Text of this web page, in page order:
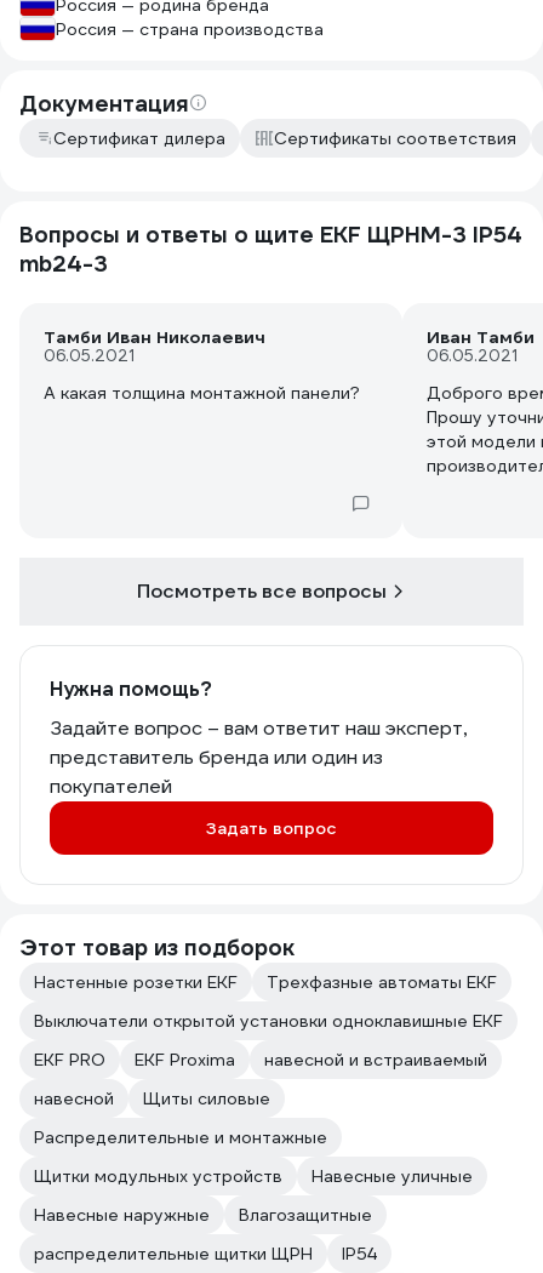
Россия — родина бренда
Россия — страна производства
Документация
Сертификат дилера Сертификаты соответствия
Вопросы и ответы о щите EKF ЩРНМ-3 IP54
mb24-3
Тамби Иван Николаевич
06.05.2021
А какая толщина монтажной панели?
Иван Тамби
06.05.2021
Доброго
Прошу
этой модели
Посмотреть все вопросы
Нужна помощь?
Задайте вопрос – вам ответит наш эксперт,
представитель бренда или один из
покупателей
Задать вопрос
Этот товар из подборок
Настенные розетки EKF
Трехфазные автоматы EKF
Выключатели открытой установки одноклавишные EKF
EKF PRO
EKF Proxima
навесной и встраиваемый
навесной
Щиты силовые
Распределительные и монтажные
Щитки модульных устройств
Навесные уличные
Навесные наружные
Влагозащитные
распределительные щитки ЩРН
IP54